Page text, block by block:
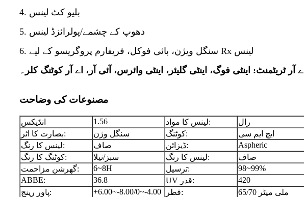
4. بلیو کٹ لینس
5. دھوپ کے چشمے/پولرائزڈ لینس
6. سنگل ویژن، بائی فوکل، فریفارم پروگریسو کے لیے Rx لینس
اے آر ٹریٹمنٹ: اینٹی فوگ، اینٹی گلیئر، اینٹی وائرس، آئی آر، اے آر کوٹنگ کلر۔
مصنوعات کی وضاحت
انڈیکس 1.56 لینس کا مواد:
رال
بصارت کا اثر:
سنگل وژن کوٹنگ:
ایچ ایم سی
لینس کا رنگ:
صاف ڈیزائن:
Aspheric
کوٹنگ کا رنگ:
سبز/نیلا لینس کا رنگ:
صاف
گھرشن مزاحمت:
6~8H ترسیل:
98~99%
ABBE:
36.8 UV قدر:
420
پاور رینج:
+6.00~-8.00/0~-4.00 قطر: 65/70 ملی میٹر